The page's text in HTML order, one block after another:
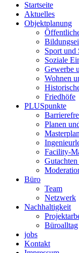
Startseite
Aktuelles
Objektplanung
Sport und
Soziale
Gewerbe
Wohnen
Friedhöfe
PLUSpunkte
Planen
Facility-
Büro
Team
Netzwerk
Nachhaltigkeit
Büroalltag
jobs
Kontakt